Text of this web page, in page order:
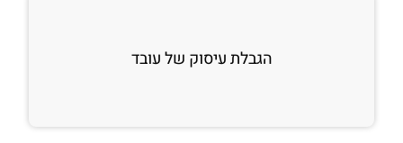
הגבלת עיסוק של עובד